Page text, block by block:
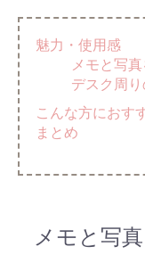
魅力・使用感
メモと写
デスク周
こんな方におす
まとめ
メモと写